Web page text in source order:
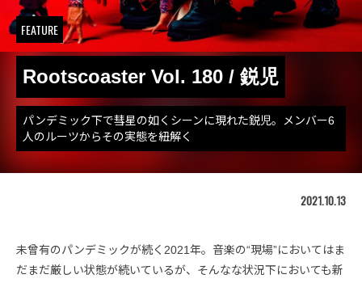
FEATURE
Rootscoaster Vol. 180 / 鋭児
パンデミック下で彗星の如くシーンに現れた鋭児。メンバー6
人のルーツからその実態を紐解く
2021.10.13
未曾有のパンデミックが続く2021年。音楽の“現場”においてはま
だまだ厳しい状態が続いているが、そんなな状況下においても新